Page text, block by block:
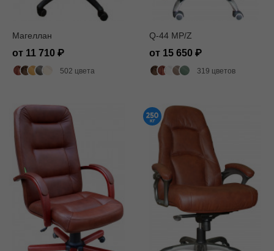
Магеллан
от 11 710
502 цвета
Q-44 MP/Z
от 15 650
319 цветов